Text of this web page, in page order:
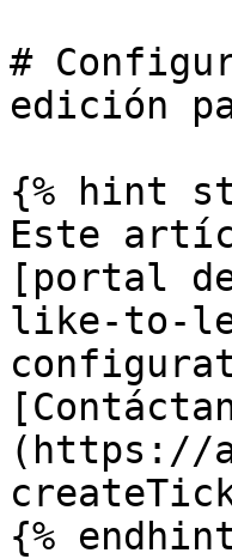
#
edición
{% hint
Este
[portal
like-to-
(https://
{%